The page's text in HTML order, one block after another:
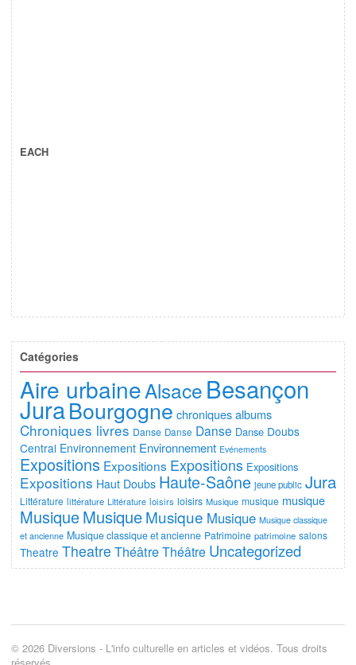
EACH
Catégories
Aire urbaineAlsace Besançon
JuraBourgogne chroniques albums
Chroniques livres Danse Danse Danse Danse Doubs
Central Environnement Environnement Evénements
Expositions Expositions Expositions Expositions
Expositions Haut Doubs Haute-Saône jeune public Jura
Littérature littérature Littérature loisirs loisirs Musique musique musique
MusiqueMusiqueMusique Musique Musique classique
et ancienne Musique classique et ancienne Patrimoine patrimoine salons
Theatre Theatre ThéâtreThéâtre Uncategorized
© 2026 Diversions - L'info culturelle en articles et vidéos. Tous droits